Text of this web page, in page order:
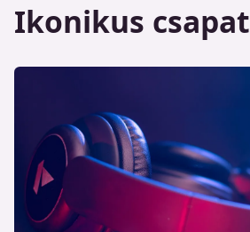
Ikonikus csapat